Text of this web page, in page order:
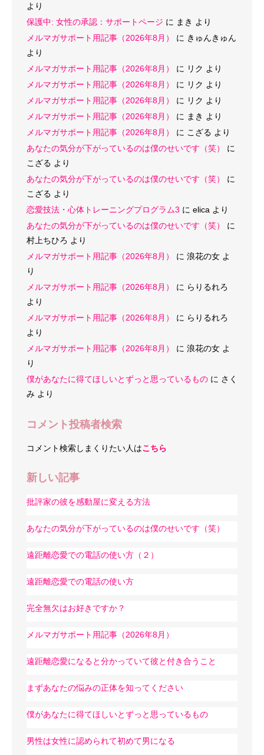
より
保護中: 女性の承認：サポートページ に まき より
メルマガサポート用記事（2026年8月）
に きゅんきゅん
より
メルマガサポート用記事（2026年8月）
に リク より
メルマガサポート用記事（2026年8月）
に リク より
メルマガサポート用記事（2026年8月）
に リク より
メルマガサポート用記事（2026年8月）
に まき より
メルマガサポート用記事（2026年8月）
に こざる より
あなたの気分が下がっているのは僕のせいです（笑）
に
こざる より
あなたの気分が下がっているのは僕のせいです（笑）
に
こざる より
恋愛技法・心体トレーニングプログラム3 に elica より
あなたの気分が下がっているのは僕のせいです（笑）
に
村上ちひろ より
メルマガサポート用記事（2026年8月）
に 浪花の女 よ
り
メルマガサポート用記事（2026年8月）
に らりるれろ
より
メルマガサポート用記事（2026年8月）
に らりるれろ
より
メルマガサポート用記事（2026年8月）
に 浪花の女 よ
り
僕があなたに得てほしいとずっと思っているもの に さく
み より
コメント投稿者検索
コメント検索しまくりたい人はこちら
新しい記事
批評家の彼を感動屋に変える方法
あなたの気分が下がっているのは僕のせいです（笑）
遠距離恋愛での電話の使い方（２）
遠距離恋愛での電話の使い方
完全無欠はお好きですか？
メルマガサポート用記事（2026年8月）
遠距離恋愛になると分かっていて彼と付き合うこと
まずあなたの悩みの正体を知ってください
僕があなたに得てほしいとずっと思っているもの
男性は女性に認められて初めて男になる